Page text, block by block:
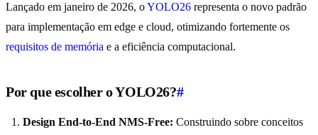
Lançado em janeiro de 2026, oYOLO26 representa o novo padrão
para implementação em edge e cloud, otimizando fortemente os
requisitos de memória e a eficiência computacional.
Por que escolher o YOLO26?#
Design End-to-End NMS-Free: Construindo sobre conceitos